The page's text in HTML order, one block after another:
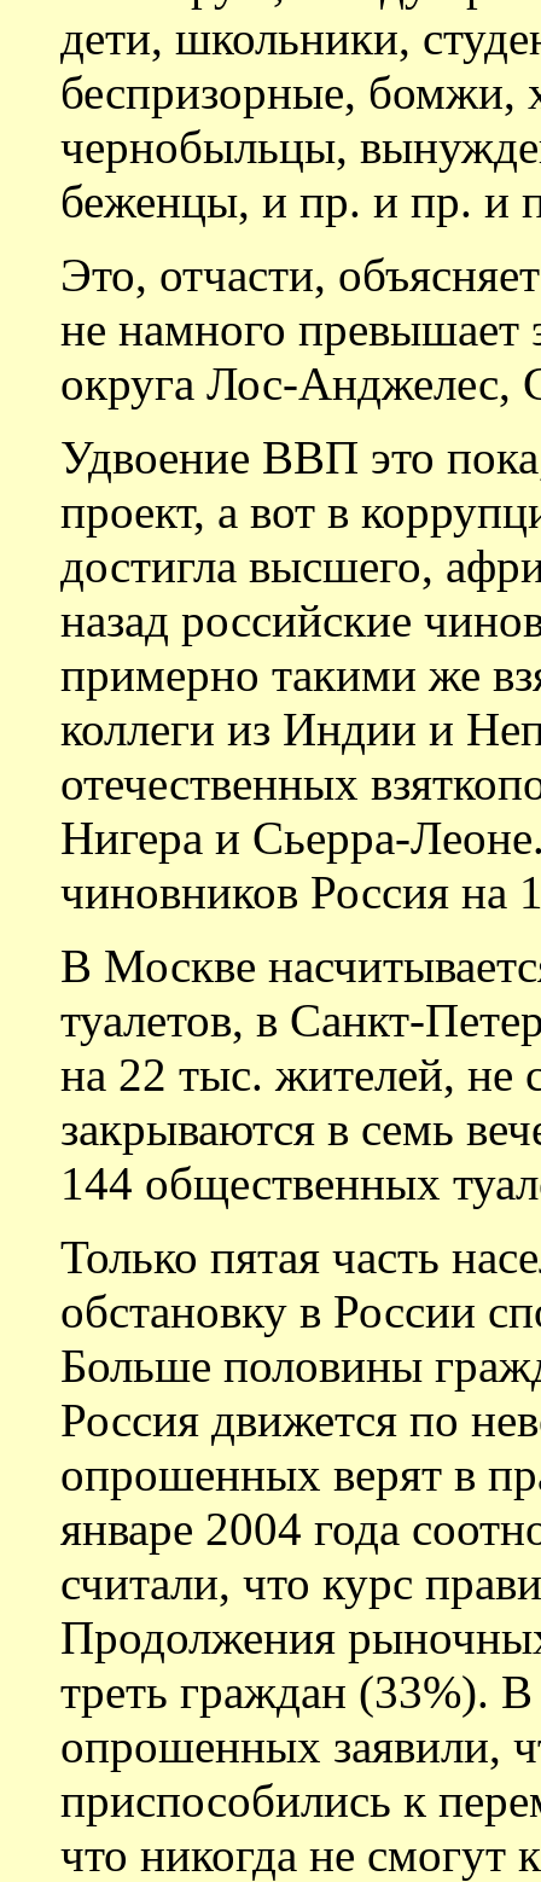
дети, школьники,
беспризорные, бомжи,
чернобыльцы,
беженцы, и пр. и пр. и
Это, отчасти,
не намного превышает
округа Лос-
Удвоение ВВП это
проект, а вот в
достигла высшего,
назад российские
примерно такими же
коллеги из Индии и
отечественных
Нигера и Сьерра-
чиновников Россия на
В Москве
туалетов, в Санкт-
на 22 тыс. жителей, не
закрываются в семь
144 общественных
Только пятая часть
обстановку в России
Больше половины
Россия движется по
опрошенных верят в
январе 2004 года
считали, что курс
Продолжения
треть граждан (33%).
опрошенных заявили,
приспособились к
что никогда не смогут